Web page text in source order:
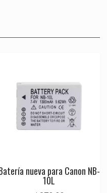
nueva para Canon NB-
10L